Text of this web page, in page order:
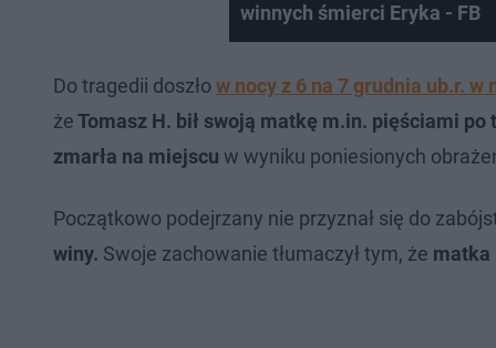
winnych śmierci Eryka - FB
Do tragedii doszło w nocy z 6 na 7 grudnia ub.r.
żeTomasz H. bił swoją matkę m.in. pięściami
zmarła na miejscu w wyniku poniesionych
Początkowo podejrzany nie przyznał się do
winy. Swoje zachowanie tłumaczył tym, że matka